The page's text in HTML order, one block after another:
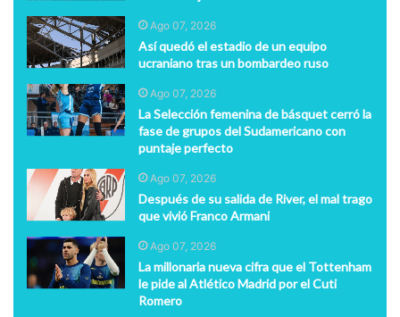
Ago 07, 2026
Así quedó el estadio de un equipo
ucraniano tras un bombardeo ruso
Ago 07, 2026
La Selección femenina de básquet cerró la
fase de grupos del Sudamericano con
puntaje perfecto
Ago 07, 2026
Después de su salida de River, el mal trago
que vivió Franco Armani
Ago 07, 2026
La millonaria nueva cifra que el Tottenham
le pide al Atlético Madrid por el Cuti
Romero